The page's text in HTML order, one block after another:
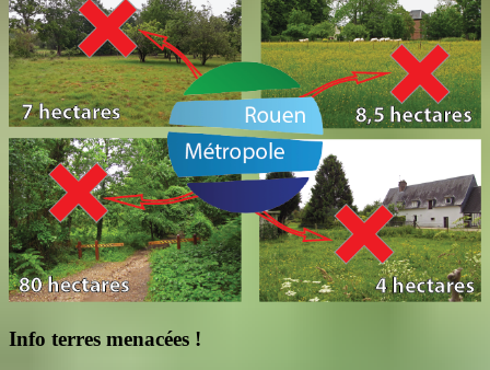
Info terres menacées !